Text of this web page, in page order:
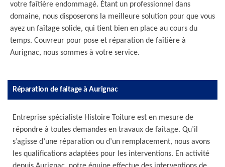
votre faîtière endommagé. Étant un professionnel dans
domaine, nous disposerons la meilleure solution pour que vous
ayez un faîtage solide, qui tient bien en place au cours du
temps. Couvreur pour pose et réparation de faîtière à
Aurignac, nous sommes à votre service.
Réparation de faitage à Aurignac
Entreprise spécialiste Histoire Toiture est en mesure de
répondre à toutes demandes en travaux de faîtage. Qu’il
s’agisse d’une réparation ou d’un remplacement, nous avons
les qualifications adaptées pour les interventions. En activité